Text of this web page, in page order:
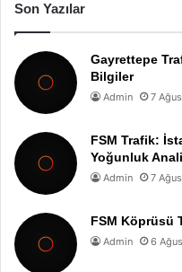
Son Yazılar
Gayrettepe
Bilgiler
Admin 7
FSM Trafik:
Yoğunluk
Admin 7
FSM Köprüsü
Admin 6